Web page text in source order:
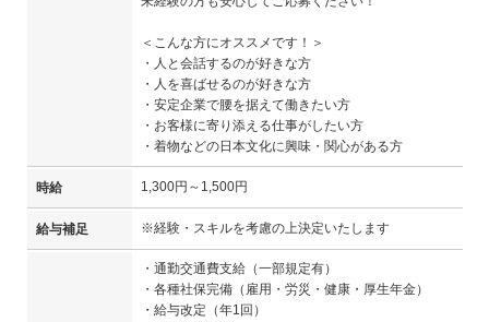
＜こんな方にオススメです！＞
・人と会話するのが好きな方
・人を喜ばせるのが好きな方
・安定企業で腰を据えて働きたい方
・お客様に寄り添える仕事がしたい方
・着物などの日本文化に興味・関心がある方
時給 1,300円～1,500円
給与補足 ※経験・スキルを考慮の上決定いたします
・通勤交通費支給（一部規定有）
・各種社保完備（雇用・労災・健康・厚生年金）
・給与改定（年1回）